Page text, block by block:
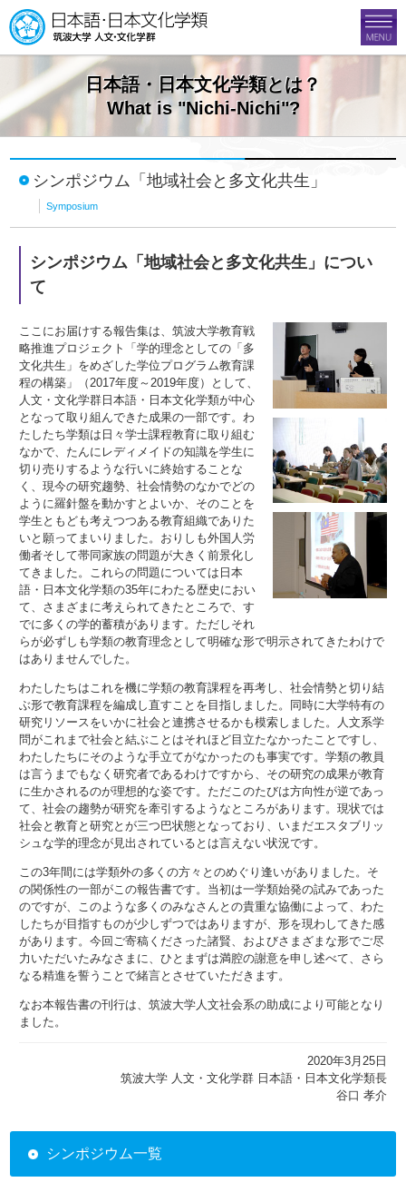
日本語・日本文化学類とは？
What is "Nichi-Nichi"?
シンポジウム「地域社会と多文化共生」
Symposium
シンポジウム「地域社会と多文化共生」につい
て
ここにお届けする報告集は、筑波大学教育戦
略推進プロジェクト「学的理念としての「多
文化共生」をめざした学位プログラム教育課
程の構築」（2017年度～2019年度）として、
人文・文化学群日本語・日本文化学類が中心
となって取り組んできた成果の一部です。わ
たしたち学類は日々学士課程教育に取り組む
なかで、たんにレディメイドの知識を学生に
切り売りするような行いに終始することな
く、現今の研究趨勢、社会情勢のなかでどの
ように羅針盤を動かすとよいか、そのことを
学生ともども考えつつある教育組織でありた
いと願ってまいりました。おりしも外国人労
働者そして帯同家族の問題が大きく前景化し
てきました。これらの問題については日本
語・日本文化学類の35年にわたる歴史におい
て、さまざまに考えられてきたところで、す
でに多くの学的蓄積があります。ただしそれ
らが必ずしも学類の教育理念として明確な形で明示されてきたわけで
はありませんでした。
わたしたちはこれを機に学類の教育課程を再考し、社会情勢と切り結
ぶ形で教育課程を編成し直すことを目指しました。同時に大学特有の
研究リソースをいかに社会と連携させるかも模索しました。人文系学
問がこれまで社会と結ぶことはそれほど目立たなかったことですし、
わたしたちにそのような手立てがなかったのも事実です。学類の教員
は言うまでもなく研究者であるわけですから、その研究の成果が教育
に生かされるのが理想的な姿です。ただこのたびは方向性が逆であっ
て、社会の趨勢が研究を牽引するようなところがあります。現状では
社会と教育と研究とが三つ巴状態となっており、いまだエスタブリッ
シュな学的理念が見出されているとは言えない状況です。
この3年間には学類外の多くの方々とのめぐり逢いがありました。そ
の関係性の一部がこの報告書です。当初は一学類始発の試みであった
のですが、このような多くのみなさんとの貴重な協働によって、わた
したちが目指すものが少しずつではありますが、形を現わしてきた感
があります。今回ご寄稿くださった諸賢、およびさまざまな形でご尽
力いただいたみなさまに、ひとまずは満腔の謝意を申し述べて、さら
なる精進を誓うことで緒言とさせていただきます。
なお本報告書の刊行は、筑波大学人文社会系の助成により可能となり
ました。
2020年3月25日
筑波大学 人文・文化学群 日本語・日本文化学類長
谷口 孝介
シンポジウム一覧